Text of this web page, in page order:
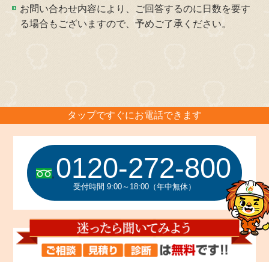
ま
ま
だ
さ
お問い合わせ内容により、ご回答するのに日数を要す
る場合もございますので、予めご了承ください。
タップですぐにお電話できます
0120-272-800
受付時間 9:00～18:00（年中無休）